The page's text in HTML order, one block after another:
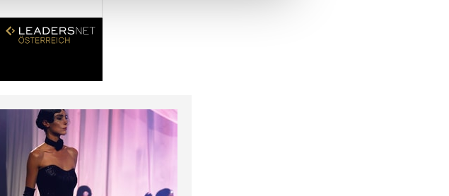
weiter. Unsere Partner führen diese Informationen
haben oder die sie im Rahmen Ihrer Nutzung